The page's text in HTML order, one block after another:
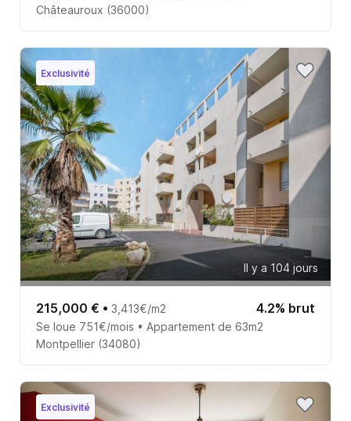
Châteauroux (36000)
Exclusivité
Il y a 104 jours
215,000 € • 3,413€/m2 4.2% brut
Se loue 751€/mois • Appartement de 63m2
Montpellier (34080)
Exclusivité